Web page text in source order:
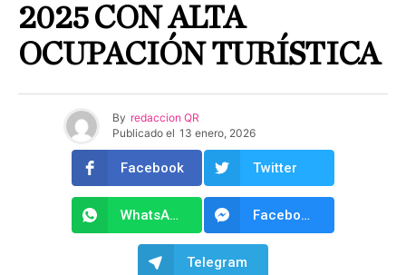
2025 CON ALTA
OCUPACIÓN TURÍSTICA
By redaccion QR
Publicado el 13 enero, 2026
Facebook Twitter
WhatsApp Facebook Messenger
Telegram